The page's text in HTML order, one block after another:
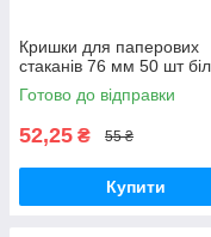
Кришки для паперових
стаканів 76 мм 50 шт
Готово до відправки
52,25 ₴ 55 ₴
Купити